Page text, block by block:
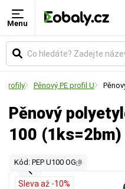
Menu
profily Pěnový PE profil U
Pěnový
100 (1ks=2bm)
Kód: PEP U100 OG
Sleva až -10%